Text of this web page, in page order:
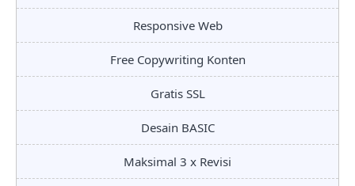
Responsive Web
Free Copywriting Konten
Gratis SSL
Desain BASIC
Maksimal 3 x Revisi